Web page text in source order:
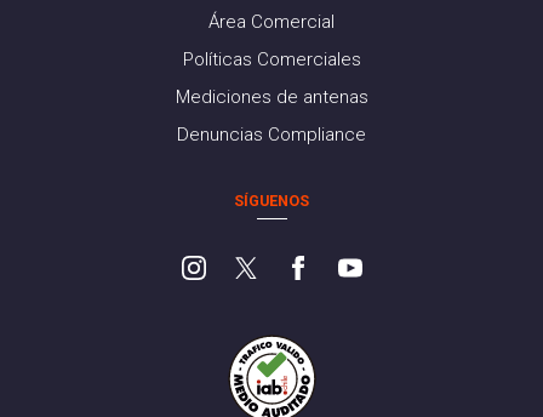
Área Comercial
Políticas Comerciales
Mediciones de antenas
Denuncias Compliance
SÍGUENOS